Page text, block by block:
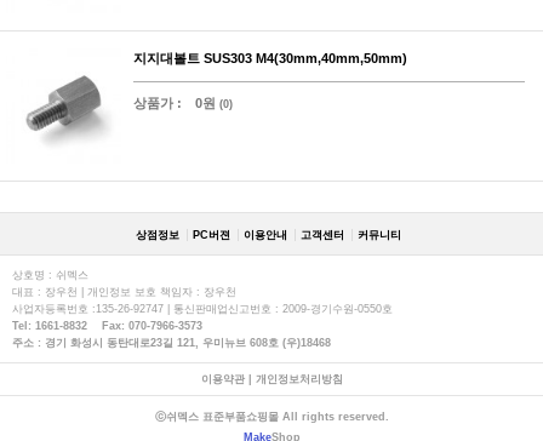
지지대볼트 SUS303 M4(30mm,40mm,50mm)
상품가 : 0원 (0)
상점정보 PC버젼 이용안내 고객센터 커뮤니티
상호명 : 쉬멕스
대표 : 장우천 | 개인정보 보호 책임자 : 장우천
사업자등록번호 :135-26-92747 | 통신판매업신고번호 : 2009-경기수원-0550호
Tel: 1661-8832 Fax: 070-7966-3573
주소 : 경기 화성시 동탄대로23길 121, 우미뉴브 608호 (우)18468
이용약관| 개인정보처리방침
ⓒ쉬멕스 표준부품쇼핑몰 All rights reserved.
MakeShop